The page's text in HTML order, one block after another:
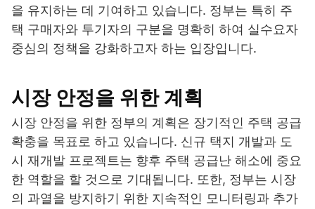
을 유지하는 데 기여하고 있습니다. 정부는 특히 주
택 구매자와 투기자의 구분을 명확히 하여 실수요자
중심의 정책을 강화하고자 하는 입장입니다.
시장 안정을 위한 계획
시장 안정을 위한 정부의 계획은 장기적인 주택 공급
확충을 목표로 하고 있습니다. 신규 택지 개발과 도
시 재개발 프로젝트는 향후 주택 공급난 해소에 중요
한 역할을 할 것으로 기대됩니다. 또한, 정부는 시장
의 과열을 방지하기 위한 지속적인 모니터링과 추가